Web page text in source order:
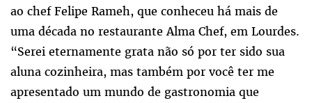
ao chef Felipe Rameh, que conheceu há mais de
uma década no restaurante Alma Chef, em Lourdes.
“Serei eternamente grata não só por ter sido sua
aluna cozinheira, mas também por você ter me
apresentado um mundo de gastronomia que